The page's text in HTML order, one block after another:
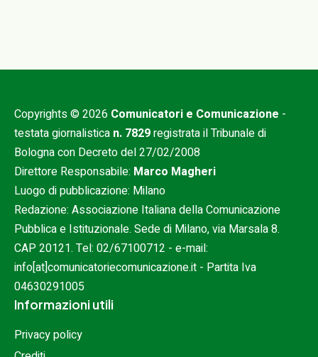
Copyrights © 2026 Comunicatori e Comunicazione -
testata giornalistica n. 7829registrata il Tribunale di
Bologna con Decreto del 27/02/2008
Direttore Responsabile: Marco Magheri
Luogo di pubblicazione: Milano
Redazione: Associazione Italiana della Comunicazione
Pubblica e Istituzionale. Sede di Milano, via Marsala 8.
CAP 20121. Tel: 02/67100712 - e-mail:
info[at]comunicatoriecomunicazione.it - Partita Iva
04630291005
Informazioni utili
Privacy policy